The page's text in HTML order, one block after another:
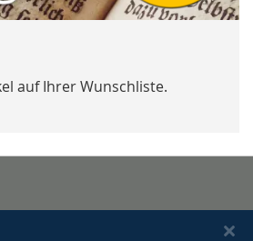
auf Ihrer Wunschliste.